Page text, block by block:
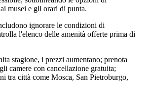
musei e gli orari di punta.
ignorare le condizioni di
l'elenco delle amenità offerte prima di
stagione, i prezzi aumentano; prenota
camere con cancellazione gratuita;
tra città come Mosca, San Pietroburgo,